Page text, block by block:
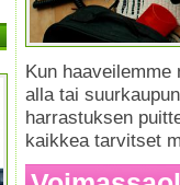
Kun
alla tai
harrastuksen
kaikkea tarvitset